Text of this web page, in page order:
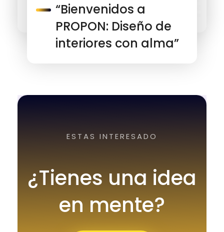
“Bienvenidos a
PROPON: Diseño de
interiores con alma”
ESTAS INTERESADO
¿Tienes una idea
en mente?